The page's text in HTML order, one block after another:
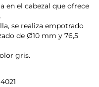
en el cabezal que ofrece
se realiza empotrado
de Ø10 mm y 76,5
gris.